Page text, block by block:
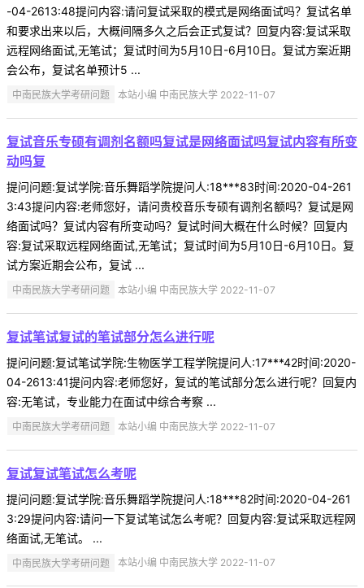
-04-2613:48提问内容:请问复试采取的模式是网络面试吗？复试名单
和要求出来以后，大概间隔多久之后会正式复试？回复内容:复试采取
远程网络面试,无笔试；复试时间为5月10日-6月10日。复试方案近期
会公布，复试名单预计5 ...
中南民族大学考研问题 本站小编 中南民族大学 2022-11-07
复试音乐专硕有调剂名额吗复试是网络面试吗复试内容有所变
动吗复
提问问题:复试学院:音乐舞蹈学院提问人:18***83时间:2020-04-261
3:43提问内容:老师您好，请问贵校音乐专硕有调剂名额吗？复试是网
络面试吗？复试内容有所变动吗？复试时间大概在什么时候？回复内
容:复试采取远程网络面试,无笔试；复试时间为5月10日-6月10日。复
试方案近期会公布，复试 ...
中南民族大学考研问题 本站小编 中南民族大学 2022-11-07
复试笔试复试的笔试部分怎么进行呢
提问问题:复试笔试学院:生物医学工程学院提问人:17***42时间:2020-
04-2613:41提问内容:老师您好，复试的笔试部分怎么进行呢？回复内
容:无笔试，专业能力在面试中综合考察 ...
中南民族大学考研问题 本站小编 中南民族大学 2022-11-07
复试复试笔试怎么考呢
提问问题:复试学院:音乐舞蹈学院提问人:18***82时间:2020-04-261
3:29提问内容:请问一下复试笔试怎么考呢？回复内容:复试采取远程网
络面试,无笔试。 ...
中南民族大学考研问题 本站小编 中南民族大学 2022-11-07